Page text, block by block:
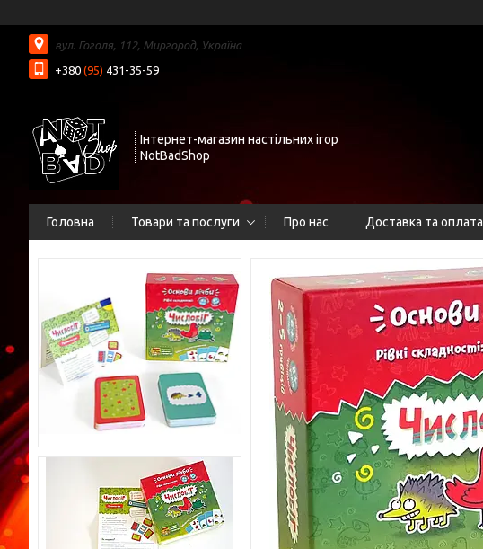
вул. Гоголя, 112, Миргород, Україна
+380 (95) 431-35-59
Інтернет-магазин настільних ігор
NotBadShop
Головна Товари та послуги Про нас Доставка та оплата